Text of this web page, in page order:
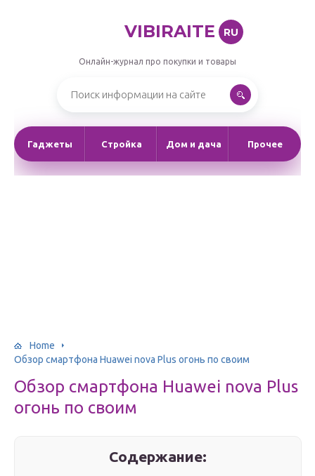
VIBIRAITE RU
Онлайн-журнал про покупки и товары
Гаджеты Стройка Дом и дача Прочее
Home
Обзор смартфона Huawei nova Plus огонь по своим
Обзор смартфона Huawei nova Plus
огонь по своим
Содержание: